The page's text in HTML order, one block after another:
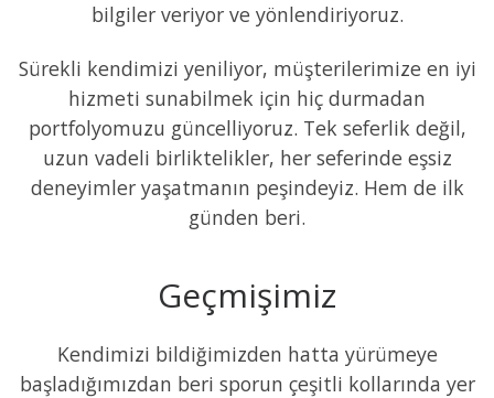
bilgiler veriyor ve yönlendiriyoruz.
Sürekli kendimizi yeniliyor, müşterilerimize en iyi
hizmeti sunabilmek için hiç durmadan
portfolyomuzu güncelliyoruz. Tek seferlik değil,
uzun vadeli birliktelikler, her seferinde eşsiz
deneyimler yaşatmanın peşindeyiz. Hem de ilk
günden beri.
Geçmişimiz
Kendimizi bildiğimizden hatta yürümeye
başladığımızdan beri sporun çeşitli kollarında yer